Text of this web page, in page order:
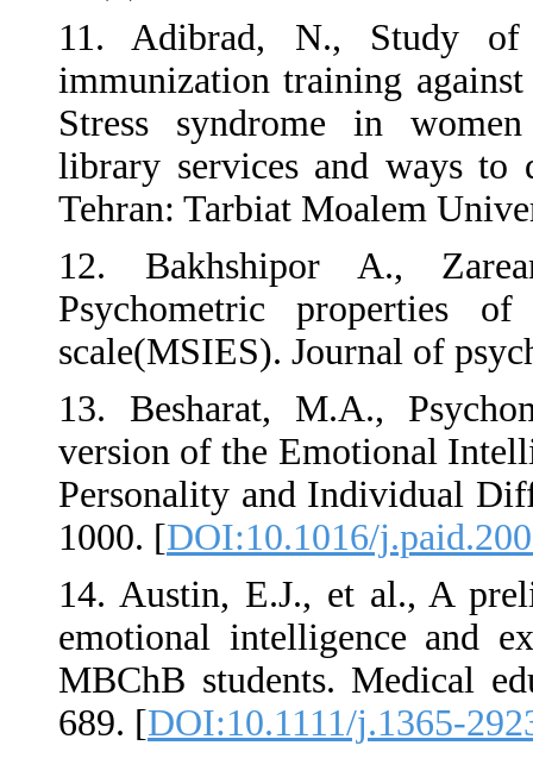
11. Adibrad, N.,
immunization
Stress syndrome
library services
Tehran: Tarbiat
12. Bakhshipor
Psychometric
scale(MSIES).
13. Besharat,
version of the
Personality and
1000. [
14. Austin, E.J.,
emotional
MBChB students.
689. [DOI:10.1111/